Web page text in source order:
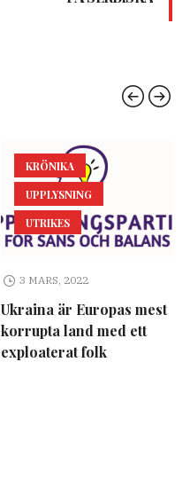
KRÖNIKA
UPPLYSNING
UTRIKES
3 MARS, 2022
Ukraina är Europas mest
korrupta land med ett
exploaterat folk